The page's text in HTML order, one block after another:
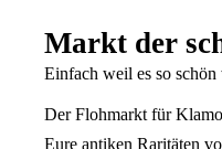
Markt der
Einfach weil es so
Der Flohmarkt für
Eure antiken Raritäten